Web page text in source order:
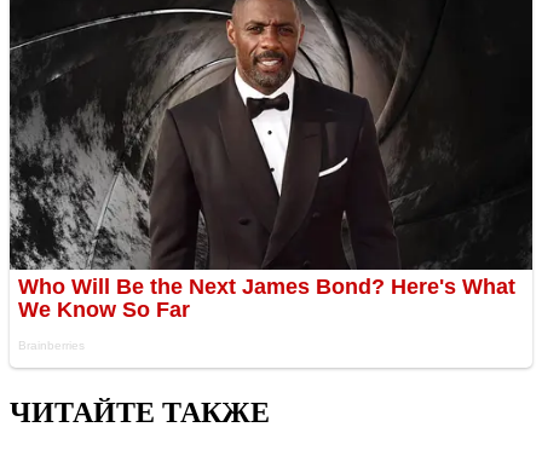
ЧИТАЙТЕ ТАКЖЕ